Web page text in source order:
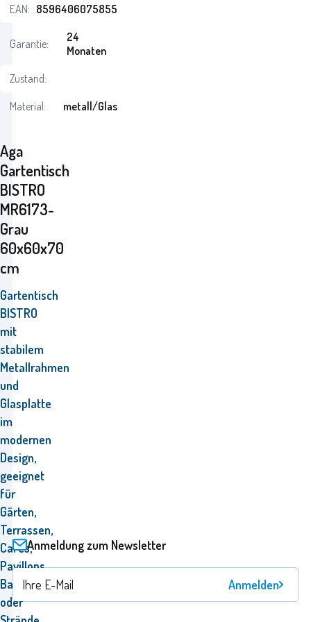
Aga
Gartentisch
BISTRO
MR6173-
Grau
60x60x70
cm
Gartentisch
BISTRO
mit
stabilem
Metallrahmen
und
Glasplatte
im
modernen
Design,
geeignet
für
Gärten,
Terrassen,
Cafés,
Pavillons,
Balkone
oder
EAN: 8596406075855
Garantie:
24
Monaten
Zustand:
Material:
metall/Glas
Anmeldung zum Newsletter
Anmelden